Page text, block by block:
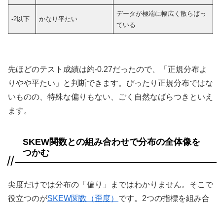
-2以下 かなり平たい
データが極端に幅広く散らばっ
ている
先ほどのテスト成績は約-0.27だったので、「正規分布よ
りやや平たい」と判断できます。ぴったり正規分布ではな
いものの、特殊な偏りもない、ごく自然なばらつきといえ
ます。
SKEW関数との組み合わせで分布の全体像を
つかむ
尖度だけでは分布の「偏り」まではわかりません。そこで
役立つのがSKEW関数（歪度） です。2つの指標を組み合